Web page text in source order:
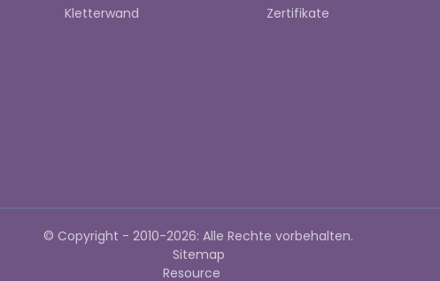
Kletterwand
Zertifikate
© Copyright - 2010-2026: Alle Rechte vorbehalten.
Sitemap
Resource